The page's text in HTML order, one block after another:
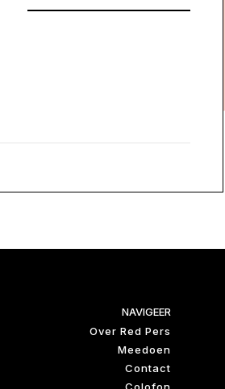
NAVIGEER
Over Red Pers
Meedoen
Contact